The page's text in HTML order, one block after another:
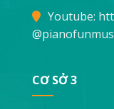
Youtube:
CƠ SỞ 3